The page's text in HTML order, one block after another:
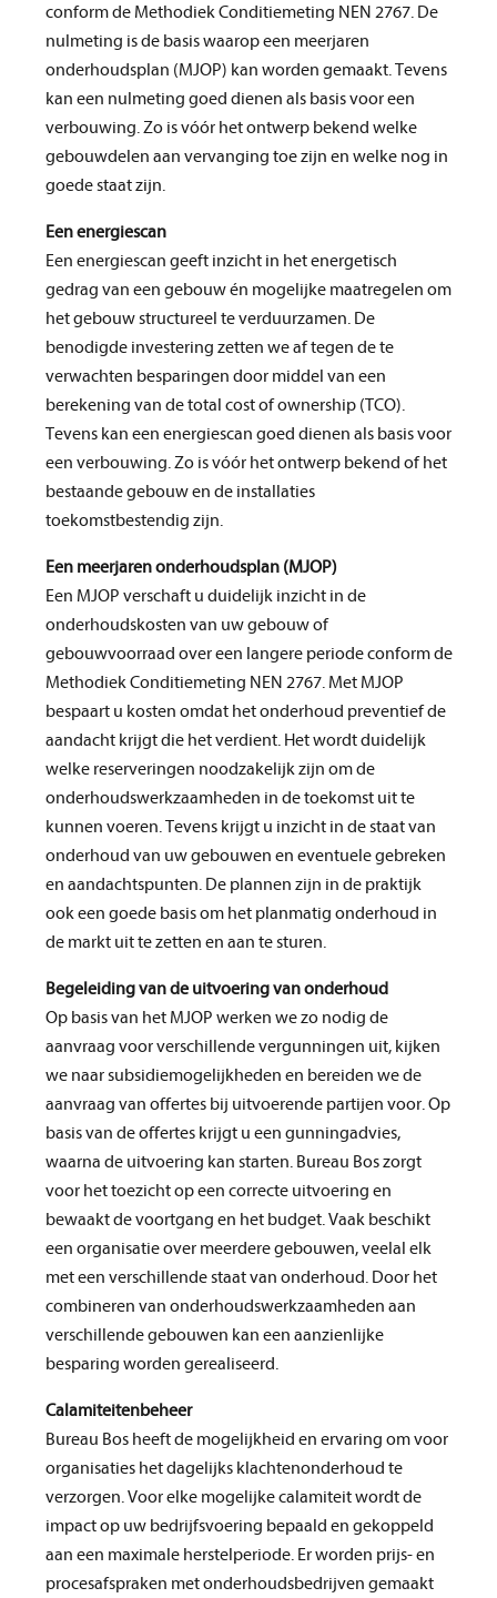
conform de Methodiek Conditiemeting NEN 2767. De
nulmeting is de basis waarop een meerjaren
onderhoudsplan (MJOP) kan worden gemaakt. Tevens
kan een nulmeting goed dienen als basis voor een
verbouwing. Zo is vóór het ontwerp bekend welke
gebouwdelen aan vervanging toe zijn en welke nog in
goede staat zijn.
Een energiescan
Een energiescan geeft inzicht in het energetisch
gedrag van een gebouw én mogelijke maatregelen om
het gebouw structureel te verduurzamen. De
benodigde investering zetten we af tegen de te
verwachten besparingen door middel van een
berekening van de total cost of ownership (TCO).
Tevens kan een energiescan goed dienen als basis voor
een verbouwing. Zo is vóór het ontwerp bekend of het
bestaande gebouw en de installaties
toekomstbestendig zijn.
Een meerjaren onderhoudsplan (MJOP)
Een MJOP verschaft u duidelijk inzicht in de
onderhoudskosten van uw gebouw of
gebouwvoorraad over een langere periode conform de
Methodiek Conditiemeting NEN 2767. Met MJOP
bespaart u kosten omdat het onderhoud preventief de
aandacht krijgt die het verdient. Het wordt duidelijk
welke reserveringen noodzakelijk zijn om de
onderhoudswerkzaamheden in de toekomst uit te
kunnen voeren. Tevens krijgt u inzicht in de staat van
onderhoud van uw gebouwen en eventuele gebreken
en aandachtspunten. De plannen zijn in de praktijk
ook een goede basis om het planmatig onderhoud in
de markt uit te zetten en aan te sturen.
Begeleiding van de uitvoering van onderhoud
Op basis van het MJOP werken we zo nodig de
aanvraag voor verschillende vergunningen uit, kijken
we naar subsidiemogelijkheden en bereiden we de
aanvraag van offertes bij uitvoerende partijen voor. Op
basis van de offertes krijgt u een gunningadvies,
waarna de uitvoering kan starten. Bureau Bos zorgt
voor het toezicht op een correcte uitvoering en
bewaakt de voortgang en het budget. Vaak beschikt
een organisatie over meerdere gebouwen, veelal elk
met een verschillende staat van onderhoud. Door het
combineren van onderhoudswerkzaamheden aan
verschillende gebouwen kan een aanzienlijke
besparing worden gerealiseerd.
Calamiteitenbeheer
Bureau Bos heeft de mogelijkheid en ervaring om voor
organisaties het dagelijks klachtenonderhoud te
verzorgen. Voor elke mogelijke calamiteit wordt de
impact op uw bedrijfsvoering bepaald en gekoppeld
aan een maximale herstelperiode. Er worden prijs- en
procesafspraken met onderhoudsbedrijven gemaakt